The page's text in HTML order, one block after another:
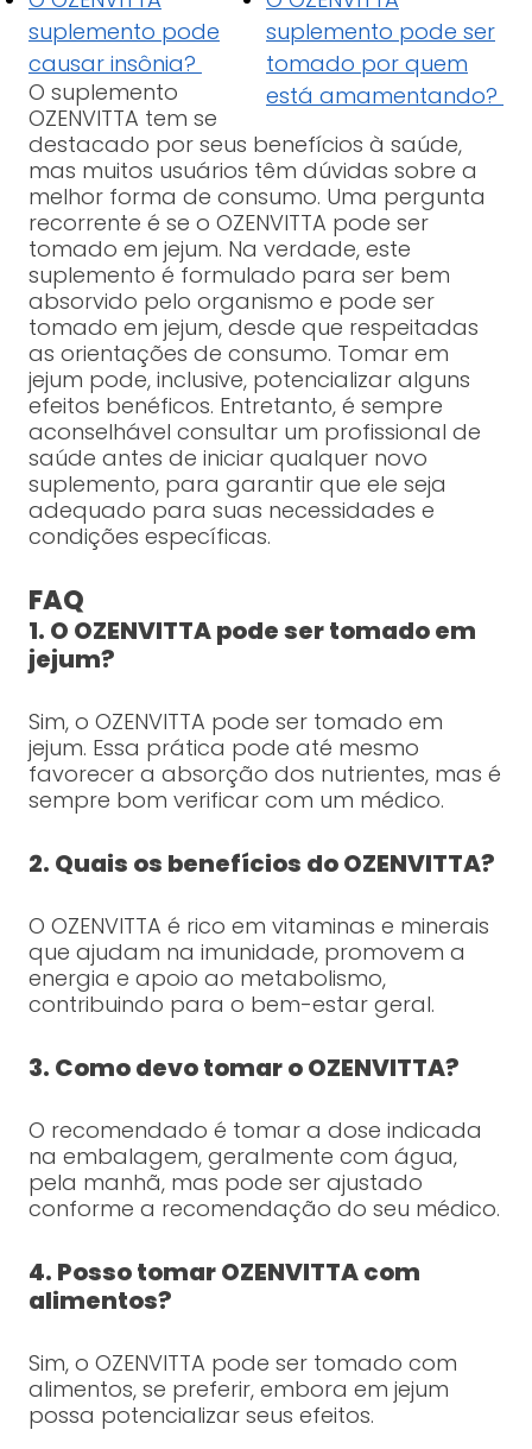
suplemento pode
causar insônia?
suplemento pode ser
tomado por quem
está amamentando?
O suplemento
OZENVITTA tem se
destacado por seus benefícios à saúde,
mas muitos usuários têm dúvidas sobre a
melhor forma de consumo. Uma pergunta
recorrente é se o OZENVITTA pode ser
tomado em jejum. Na verdade, este
suplemento é formulado para ser bem
absorvido pelo organismo e pode ser
tomado em jejum, desde que respeitadas
as orientações de consumo. Tomar em
jejum pode, inclusive, potencializar alguns
efeitos benéficos. Entretanto, é sempre
aconselhável consultar um profissional de
saúde antes de iniciar qualquer novo
suplemento, para garantir que ele seja
adequado para suas necessidades e
condições específicas.
FAQ
1. O OZENVITTA pode ser tomado em
jejum?
Sim, o OZENVITTA pode ser tomado em
jejum. Essa prática pode até mesmo
favorecer a absorção dos nutrientes, mas é
sempre bom verificar com um médico.
2. Quais os benefícios do OZENVITTA?
O OZENVITTA é rico em vitaminas e minerais
que ajudam na imunidade, promovem a
energia e apoio ao metabolismo,
contribuindo para o bem-estar geral.
3. Como devo tomar o OZENVITTA?
O recomendado é tomar a dose indicada
na embalagem, geralmente com água,
pela manhã, mas pode ser ajustado
conforme a recomendação do seu médico.
4. Posso tomar OZENVITTA com
alimentos?
Sim, o OZENVITTA pode ser tomado com
alimentos, se preferir, embora em jejum
possa potencializar seus efeitos.